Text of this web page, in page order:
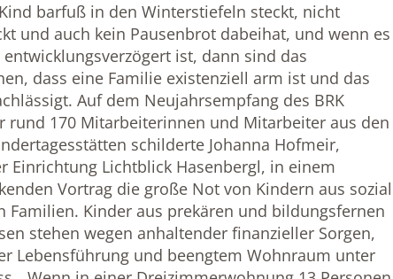
barfuß in den Winterstiefeln steckt, nicht
und auch kein Pausenbrot dabeihat, und wenn es
entwicklungsverzögert ist, dann sind das
dass eine Familie existenziell arm ist und das
Auf dem Neujahrsempfang des BRK
rund 170 Mitarbeiterinnen und Mitarbeiter aus den
schilderte Johanna Hofmeir,
Einrichtung Lichtblick Hasenbergl, in einem
Vortrag die große Not von Kindern aus sozial
Familien. Kinder aus prekären und bildungsfernen
stehen wegen anhaltender finanzieller Sorgen,
Lebensführung und beengtem Wohnraum unter